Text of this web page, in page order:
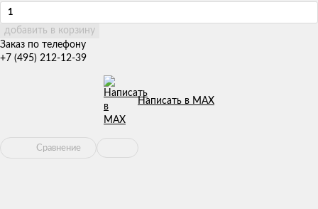
добавить в корзину
Заказ по телефону
+7 (495) 212-12-39
Написать в MAX
Сравнение